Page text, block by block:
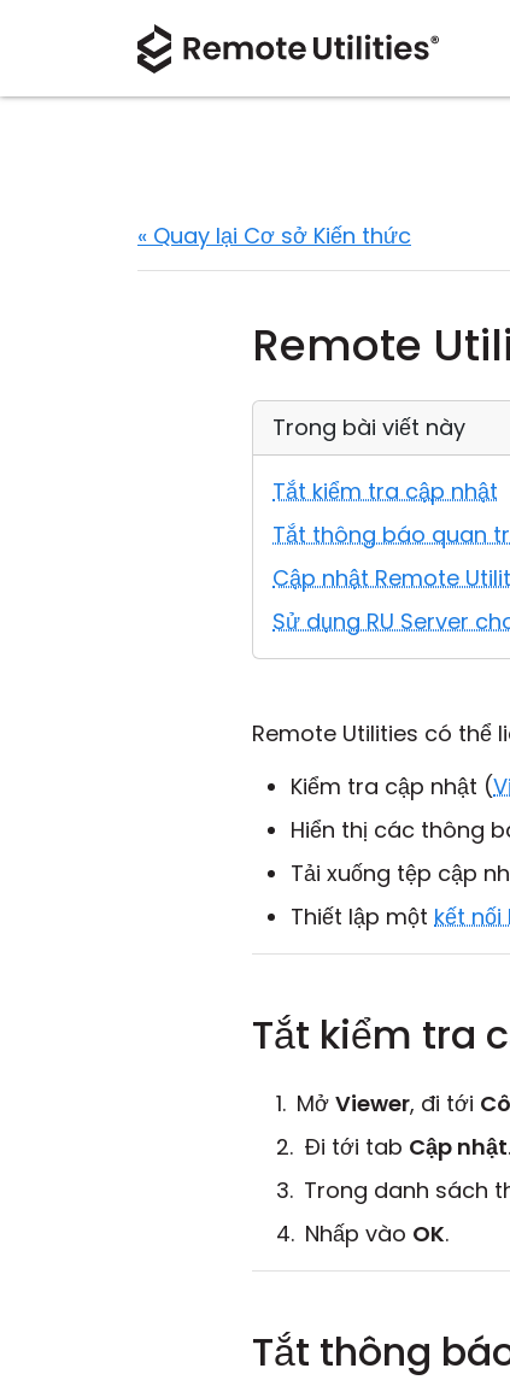
« Quay lại Cơ sở Kiến thức
Remote
Trong bài viết này
Tắt kiểm tra cập nhật
Tắt thông báo quan
Cập nhật Remote
Sử dụng RU Server
Remote Utilities có thể
Kiểm tra cập nhật (
Hiển thị các thông
Tải xuống tệp cập
Thiết lập một kết
Tắt kiểm tra
Mở Viewer, đi tới
Đi tới tab Cập nhật.
Trong danh sách
Nhấp vào OK.
Tắt thông